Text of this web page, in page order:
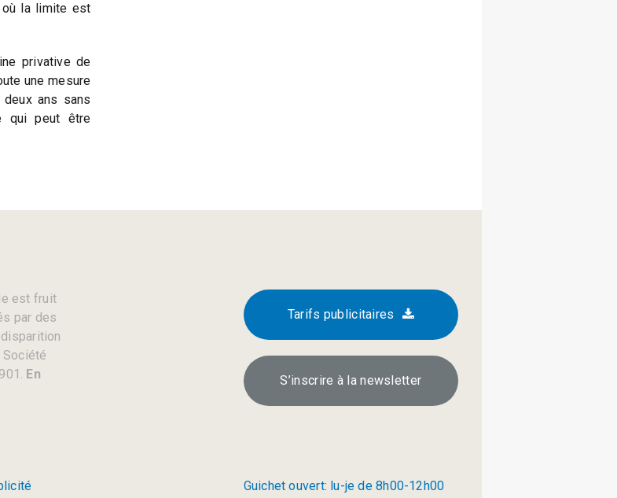
la limite est
privative de
une mesure
ans sans
qui peut être
est fruit
par des
En
Tarifs publicitaires
S’inscrire à la newsletter
Guichet ouvert: lu-je de 8h00-12h00